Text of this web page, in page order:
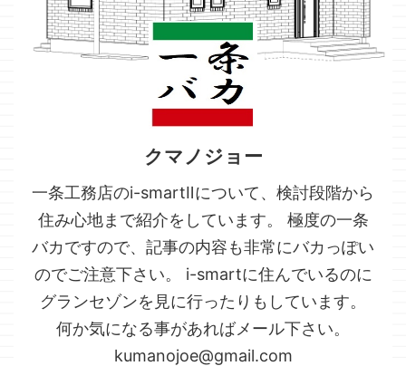
クマノジョー
一条工務店のi-smartⅡについて、検討段階から
住み心地まで紹介をしています。 極度の一条
バカですので、記事の内容も非常にバカっぽい
のでご注意下さい。 i-smartに住んでいるのに
グランセゾンを見に行ったりもしています。
何か気になる事があればメール下さい。
kumanojoe@gmail.com